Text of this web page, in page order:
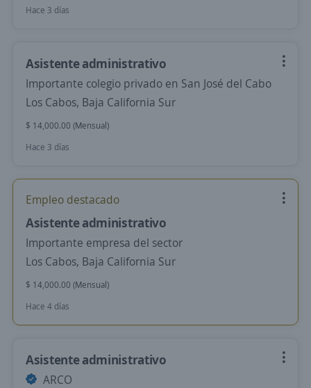
Hace 3 días
Asistente administrativo
Importante colegio privado en San José del Cabo
Los Cabos, Baja California Sur
$ 14,000.00 (Mensual)
Hace 3 días
Empleo destacado
Asistente administrativo
Importante empresa del sector
Los Cabos, Baja California Sur
$ 14,000.00 (Mensual)
Hace 4 días
Asistente administrativo
ARCO